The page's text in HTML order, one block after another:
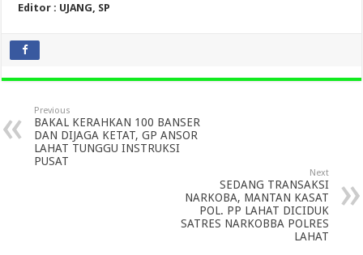
Editor : UJANG, SP
Previous
BAKAL KERAHKAN 100 BANSER
DAN DIJAGA KETAT, GP ANSOR
LAHAT TUNGGU INSTRUKSI
PUSAT
Next
SEDANG TRANSAKSI
NARKOBA, MANTAN KASAT
POL. PP LAHAT DICIDUK
SATRES NARKOBBA POLRES
LAHAT